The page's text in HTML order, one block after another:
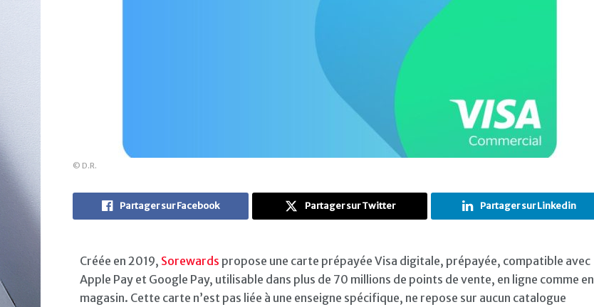
© D.R.
Partager sur Facebook Partager sur Twitter Partager sur Linkedin
Créée en 2019, Sorewards propose une carte prépayée Visa digitale, prépayée, compatible avec
Apple Pay et Google Pay, utilisable dans plus de 70 millions de points de vente, en ligne comme en
magasin. Cette carte n’est pas liée à une enseigne spécifique, ne repose sur aucun catalogue